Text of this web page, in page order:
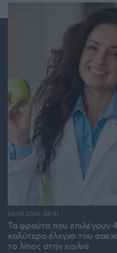
Τα φρούτα που επιλέγουν
καλύτερο έλεγχο του
το λίπος στην κοιλιά
06.08.2026, 08:01